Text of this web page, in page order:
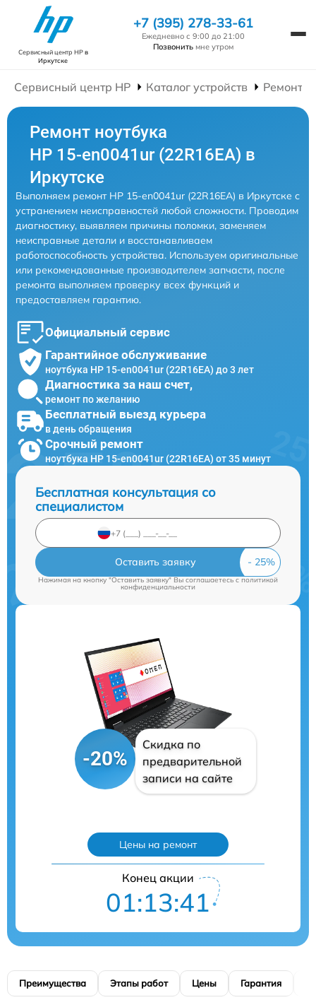
Сервисный центр HPв
Иркутске
+7 (395) 278-33-61
Ежедневно с 9:00 до 21:00
Позвонить мне утром
Сервисный центр HP Каталог устройств Ремонт
Ремонт ноутбука
HP 15-en0041ur (22R16EA) в
Иркутске
Выполняем ремонт HP 15-en0041ur (22R16EA) в Иркутске с
устранением неисправностей любой сложности. Проводим
диагностику, выявляем причины поломки, заменяем
неисправные детали и восстанавливаем
работоспособность устройства. Используем оригинальные
или рекомендованные производителем запчасти, после
ремонта выполняем проверку всех функций и
предоставляем гарантию.
Официальный сервис
Гарантийное обслуживание
ноутбука HP 15-en0041ur (22R16EA) до 3 лет
Диагностика за наш счет,
ремонт по желанию
Бесплатный выезд курьера
в день обращения
Срочный ремонт
ноутбука HP 15-en0041ur (22R16EA) от 35 минут
Бесплатная консультация со
специалистом
Оставить заявку
Нажимая на кнопку "Оставить заявку" Вы соглашаетесь cполитикой
конфиденциальности
-20%
Скидка по
предварительной
записи на сайте
Цены на ремонт
Конец акции
01:13:40
Преимущества Этапы работ Цены Гарантия